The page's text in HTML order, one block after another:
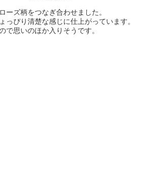
ーズ柄をつなぎ合わせました。
っぴり清楚な感じに仕上がっています。
で思いのほか入りそうです。